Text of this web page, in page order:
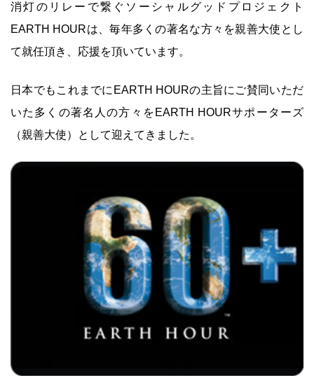
消灯のリレーで繋ぐソーシャルグッドプロジェクト
EARTH HOURは、毎年多くの著名な方々を親善大使とし
て就任頂き、応援を頂いています。
日本でもこれまでにEARTH HOURの主旨にご賛同いただ
いた多くの著名人の方々をEARTH HOURサポーターズ
（親善大使）として迎えてきました。